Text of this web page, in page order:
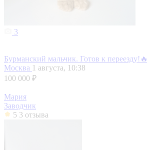
3
Бурманский мальчик. Готов к переезду!🔥
Москва 1 августа, 10:38
100 000 ₽
Мария
Заводчик
5 3 отзыва